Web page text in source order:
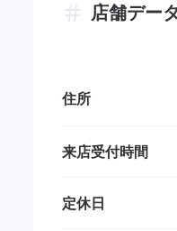
店舗デー
住所
来店受付時間
定休日